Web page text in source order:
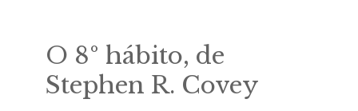
O 8º hábito, de
Stephen R. Covey